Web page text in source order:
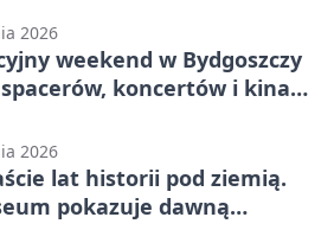
2026
weekend w Bydgoszczy
spacerów, koncertów i kina
2026
lat historii pod ziemią.
pokazuje dawną